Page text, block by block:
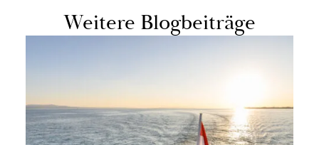
Wei­te­re Blog­bei­trä­ge